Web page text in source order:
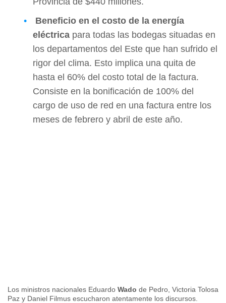
Beneficio en el costo de la energía
eléctrica para todas las bodegas situadas en
los departamentos del Este que han sufrido el
rigor del clima. Esto implica una quita de
hasta el 60% del costo total de la factura.
Consiste en la bonificación de 100% del
cargo de uso de red en una factura entre los
meses de febrero y abril de este año.
Los ministros nacionales Eduardo Wado de Pedro, Victoria Tolosa
Paz y Daniel Filmus escucharon atentamente los discursos.